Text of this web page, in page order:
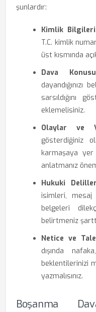
şunlardır:
Kimlik
T.C. kimlik
üst kısmında
Dava
sarsıldığını
eklemelisiniz.
Olaylar ve
gösterdiğiniz
karmaşaya
anlatmanız
Hukuki
isimleri, mesaj
belgeleri
belirtmeniz
Netice ve
dışında
beklentilerinizi
yazmalısınız.
Boşanma